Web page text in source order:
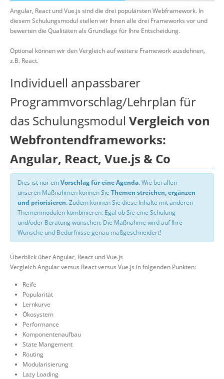
Angular, React und Vue.js sind die drei populärsten Webframework. In
diesem Schulungsmodul stellen wir Ihnen alle drei Frameworks vor und
bewerten die Qualitäten als Grundlage für Ihre Entscheidung.
Optional können wir den Vergleich auf weitere Framework ausdehnen,
z.B. React.
Individuell anpassbarer
Programmvorschlag/Lehrplan für
das Schulungsmodul Vergleich von
Webfrontendframeworks:
Angular, React, Vue.js & Co
Dies ist nur einVorschlag für eine Agenda. Wie bei allen
unseren Maßnahmen können Sie Themen streichen, ergänzen
und priorisieren. Zudem können Sie diese Inhalte mit anderen
Themenmodulen kombinieren. Egal ob Sie eine Schulung
und/oder Beratung wünschen: Die Maßnahme wird auf Ihre
Wünsche und Bedürfnisse genau maßgeschneidert!
Überblick über Angular, React und Vue.js
Vergleich Angular versus React versus Vue.js in folgenden Punkten:
Reife
Popularität
Lernkurve
Ökosystem
Performance
Komponentenaufbau
State Mangement
Routing
Modularisierung
Lazy Loading